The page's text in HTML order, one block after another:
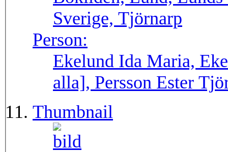
Sverige, Tjörnarp
Person:
Ekelund Ida Maria,
alla], Persson Ester
Thumbnail